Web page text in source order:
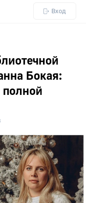
Вход
Бокая:
полной